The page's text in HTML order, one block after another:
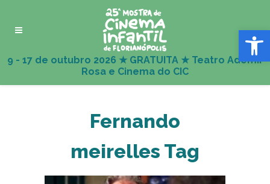
Abrir
Fernando
meirelles Tag